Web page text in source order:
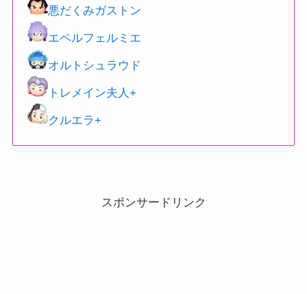
悪だくみガストン
エペルフェルミエ
オルトシュラウド
トレメイン夫人+
クルエラ+
スポンサードリンク